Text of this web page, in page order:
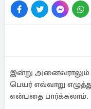
இன்று அனைவராலும்
பெயர் எவ்வாறு
என்பதை பார்க்கலாம்.